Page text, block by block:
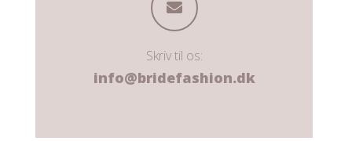
Skriv til os:
info@bridefashion.dk